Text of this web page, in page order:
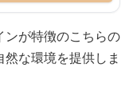
ンが特徴のこちらの
な環境を提供しま